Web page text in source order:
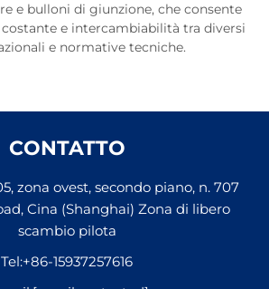
e bulloni di giunzione, che consente
e intercambiabilità tra diversi
e normative tecniche.
CONTATTO
zona ovest, secondo piano, n. 707
Cina (Shanghai) Zona di libero
scambio pilota
Tel:+86-15937257616